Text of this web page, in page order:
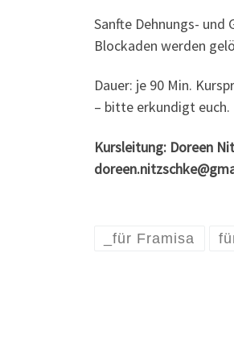
Sanfte Dehnungs-
Blockaden werden
Dauer: je 90 Min.
– bitte erkundigt euch.
Kursleitung: Doreen
_für Framisa